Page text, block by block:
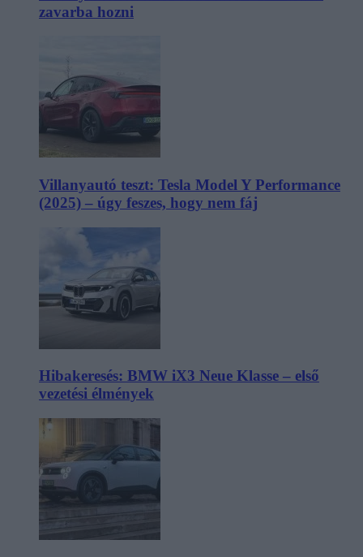
zavarba hozni
Villanyautó teszt: Tesla Model Y Performance
(2025) – úgy feszes, hogy nem fáj
Hibakeresés: BMW iX3 Neue Klasse – első
vezetési élmények